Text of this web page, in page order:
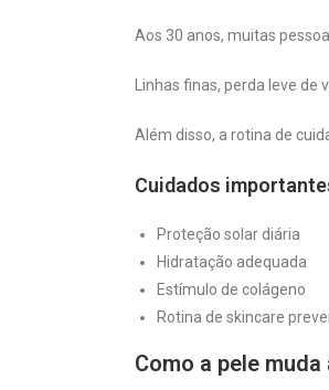
Aos 30 anos, muitas
Linhas finas, perda leve
Além disso, a rotina de
Cuidados
Proteção solar diária
Hidratação adequada
Estímulo de colágeno
Rotina de skincare
Como a pele